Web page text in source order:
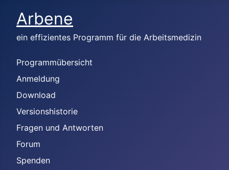
Arbene
ein effizientes Programm für die Arbeitsmedizin
Programmübersicht
Anmeldung
Download
Versionshistorie
Fragen und Antworten
Forum
Spenden